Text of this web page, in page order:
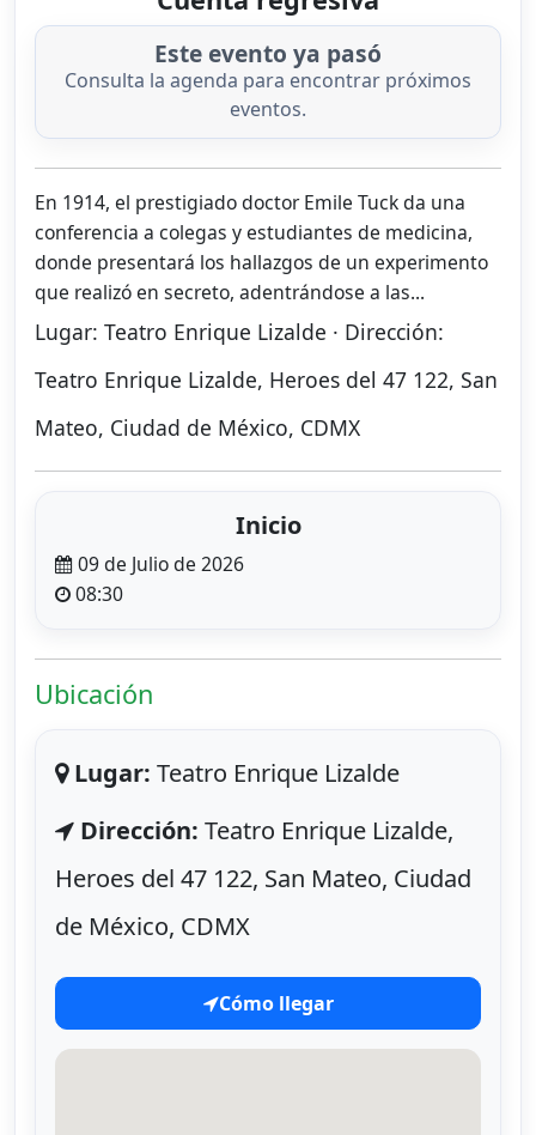
Este evento ya pasó
Consulta la agenda para encontrar próximos
eventos.
En 1914, el prestigiado doctor Emile Tuck da una
conferencia a colegas y estudiantes de medicina,
donde presentará los hallazgos de un experimento
que realizó en secreto, adentrándose a las...
Lugar: Teatro Enrique Lizalde · Dirección:
Teatro Enrique Lizalde, Heroes del 47 122, San
Mateo, Ciudad de México, CDMX
Inicio
09 de Julio de 2026
08:30
Ubicación
Lugar: Teatro Enrique Lizalde
Dirección: Teatro Enrique Lizalde,
Heroes del 47 122, San Mateo, Ciudad
de México, CDMX
Cómo llegar